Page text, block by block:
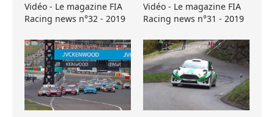
Vidéo - Le magazine FIA
Racing news n°32 - 2019
Vidéo - Le magazine FIA
Racing news n°31 - 2019